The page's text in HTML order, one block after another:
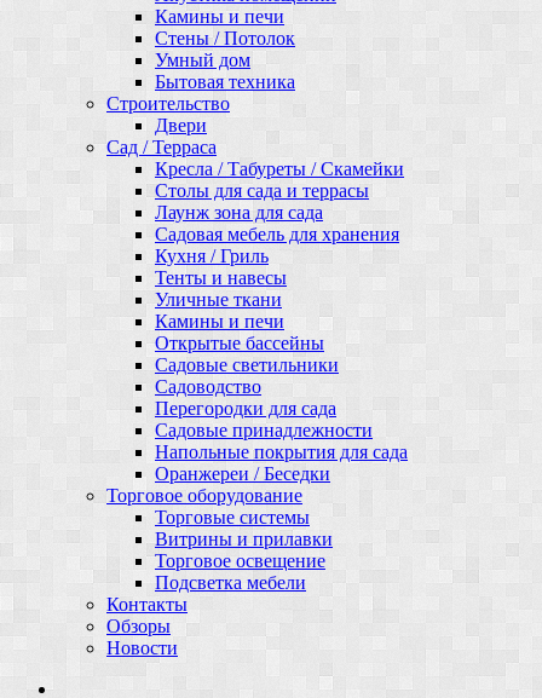
Камины и печи
Стены / Потолок
Умный дом
Бытовая техника
Строительство
Двери
Сад / Терраса
Кресла / Табуреты / Скамейки
Столы для сада и террасы
Лаунж зона для сада
Садовая мебель для хранения
Кухня / Гриль
Тенты и навесы
Уличные ткани
Камины и печи
Открытые бассейны
Садовые светильники
Садоводство
Перегородки для сада
Садовые принадлежности
Напольные покрытия для сада
Оранжереи / Беседки
Торговое оборудование
Торговые системы
Витрины и прилавки
Торговое освещение
Подсветка мебели
Контакты
Обзоры
Новости